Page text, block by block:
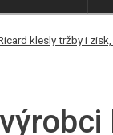
klesly tržby i